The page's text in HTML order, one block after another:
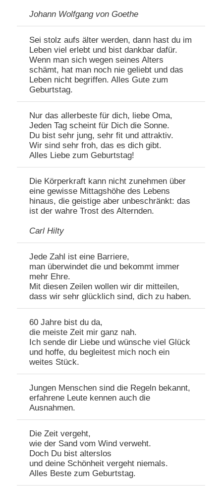
Johann Wolfgang von Goethe
Sei stolz aufs älter werden, dann hast du im
Leben viel erlebt und bist dankbar dafür.
Wenn man sich wegen seines Alters
schämt, hat man noch nie geliebt und das
Leben nicht begriffen. Alles Gute zum
Geburtstag.
Nur das allerbeste für dich, liebe Oma,
Jeden Tag scheint für Dich die Sonne.
Du bist sehr jung, sehr fit und attraktiv.
Wir sind sehr froh, das es dich gibt.
Alles Liebe zum Geburtstag!
Die Körperkraft kann nicht zunehmen über
eine gewisse Mittagshöhe des Lebens
hinaus, die geistige aber unbeschränkt: das
ist der wahre Trost des Alternden.
Carl Hilty
Jede Zahl ist eine Barriere,
man überwindet die und bekommt immer
mehr Ehre.
Mit diesen Zeilen wollen wir dir mitteilen,
dass wir sehr glücklich sind, dich zu haben.
60 Jahre bist du da,
die meiste Zeit mir ganz nah.
Ich sende dir Liebe und wünsche viel Glück
und hoffe, du begleitest mich noch ein
weites Stück.
Jungen Menschen sind die Regeln bekannt,
erfahrene Leute kennen auch die
Ausnahmen.
Die Zeit vergeht,
wie der Sand vom Wind verweht.
Doch Du bist alterslos
und deine Schönheit vergeht niemals.
Alles Beste zum Geburtstag.